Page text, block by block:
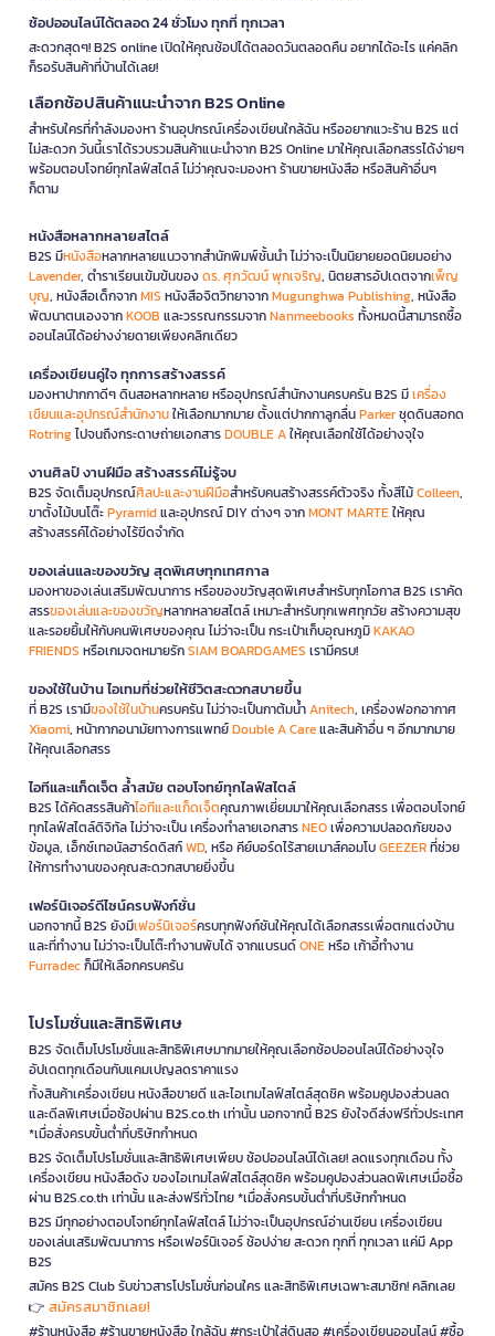
ช้อปออนไลน์ได้ตลอด 24 ชั่วโมง ทุกที่ ทุกเวลา
สะดวกสุดๆ! B2S online เปิดให้คุณช้อปได้ตลอดวันตลอดคืน อยากได้อะไร แค่คลิก
ก็รอรับสินค้าที่บ้านได้เลย!
เลือกช้อปสินค้าแนะนำจาก B2S Online
สำหรับใครที่กำลังมองหา ร้านอุปกรณ์เครื่องเขียนใกล้ฉัน หรืออยากแวะร้าน B2S แต่
ไม่สะดวก วันนี้เราได้รวบรวมสินค้าแนะนำจาก B2S Online มาให้คุณเลือกสรรได้ง่ายๆ
พร้อมตอบโจทย์ทุกไลฟ์สไตล์ ไม่ว่าคุณจะมองหา ร้านขายหนังสือ หรือสินค้าอื่นๆ
ก็ตาม
หนังสือหลากหลายสไตล์
B2S มีหนังสือหลากหลายแนวจากสำนักพิมพ์ชั้นนำ ไม่ว่าจะเป็นนิยายยอดนิยมอย่าง
Lavender, ตำราเรียนเข้มข้นของดร. ศุภวัฒน์ พุกเจริญ, นิตยสารอัปเดตจากเพ็ญ
บุญ, หนังสือเด็กจากMIS หนังสือจิตวิทยาจากMugunghwa Publishing, หนังสือ
พัฒนาตนเองจากKOOB และวรรณกรรมจากNanmeebooks ทั้งหมดนี้สามารถซื้อ
ออนไลน์ได้อย่างง่ายดายเพียงคลิกเดียว
เครื่องเขียนคู่ใจ ทุกการสร้างสรรค์
มองหาปากกาดีๆ ดินสอหลากหลาย หรืออุปกรณ์สำนักงานครบครัน B2S มีเครื่อง
เขียนและอุปกรณ์สำนักงานให้เลือกมากมาย ตั้งแต่ปากกาลูกลื่นParkerชุดดินสอกด
Rotringไปจนถึงกระดาษถ่ายเอกสารDOUBLE Aให้คุณเลือกใช้ได้อย่างจุใจ
งานศิลป์ งานฝีมือ สร้างสรรค์ไม่รู้จบ
B2S จัดเต็มอุปกรณ์ศิลปะและงานฝีมือสำหรับคนสร้างสรรค์ตัวจริง ทั้งสีไม้Colleen,
ขาตั้งไม้บนโต๊ะPyramidและอุปกรณ์ DIY ต่างๆ จากMONT MARTEให้คุณ
สร้างสรรค์ได้อย่างไร้ขีดจำกัด
ของเล่นและของขวัญ สุดพิเศษทุกเทศกาล
มองหาของเล่นเสริมพัฒนาการ หรือของขวัญสุดพิเศษสำหรับทุกโอกาส B2S เราคัด
สรรของเล่นและของขวัญหลากหลายสไตล์ เหมาะสำหรับทุกเพศทุกวัย สร้างความสุข
และรอยยิ้มให้กับคนพิเศษของคุณ ไม่ว่าจะเป็น กระเป๋าเก็บอุณหภูมิKAKAO
FRIENDS หรือเกมจดหมายรักSIAM BOARDGAMES เรามีครบ!
ของใช้ในบ้าน ไอเทมที่ช่วยให้ชีวิตสะดวกสบายขึ้น
ที่ B2S เรามีของใช้ในบ้านครบครัน ไม่ว่าจะเป็นกาต้มน้ำAnitech, เครื่องฟอกอากาศ
Xiaomi, หน้ากากอนามัยทางการแพทย์Double A Careและสินค้าอื่น ๆ อีกมากมาย
ให้คุณเลือกสรร
ไอทีและแก็ดเจ็ต ล้ำสมัย ตอบโจทย์ทุกไลฟ์สไตล์
B2S ได้คัดสรรสินค้าไอทีและแก็ดเจ็ตคุณภาพเยี่ยมมาให้คุณเลือกสรร เพื่อตอบโจทย์
ทุกไลฟ์สไตล์ดิจิทัล ไม่ว่าจะเป็น เครื่องทำลายเอกสารNEOเพื่อความปลอดภัยของ
ข้อมูล, เอ็กซ์เทอนัลฮาร์ดดิสก์WD, หรือ คีย์บอร์ดไร้สายเมาส์คอมโบGEEZERที่ช่วย
ให้การทำงานของคุณสะดวกสบายยิ่งขึ้น
เฟอร์นิเจอร์ดีไซน์ครบฟังก์ชั่น
นอกจากนี้ B2S ยังมีเฟอร์นิเจอร์ครบทุกฟังก์ชันให้คุณได้เลือกสรรเพื่อตกแต่งบ้าน
และที่ทำงาน ไม่ว่าจะเป็นโต๊ะทำงานพับได้ จากแบรนด์ONEหรือ เก้าอี้ทำงาน
Furradecก็มีให้เลือกครบครัน
โปรโมชั่นและสิทธิพิเศษ
B2S จัดเต็มโปรโมชั่นและสิทธิพิเศษมากมายให้คุณเลือกช้อปออนไลน์ได้อย่างจุใจ
อัปเดตทุกเดือนกับแคมเปญลดราคาแรง
ทั้งสินค้าเครื่องเขียน หนังสือขายดี และไอเทมไลฟ์สไตล์สุดชิค พร้อมคูปองส่วนลด
และดีลพิเศษเมื่อช้อปผ่าน B2S.co.th เท่านั้น นอกจากนี้ B2S ยังใจดีส่งฟรีทั่วประเทศ
*เมื่อสั่งครบขั้นต่ำที่บริษัทกำหนด
B2S จัดเต็มโปรโมชั่นและสิทธิพิเศษเพียบ ช้อปออนไลน์ได้เลย! ลดแรงทุกเดือน ทั้ง
เครื่องเขียน หนังสือดัง ของไอเทมไลฟ์สไตล์สุดชิค พร้อมคูปองส่วนลดพิเศษเมื่อซื้อ
ผ่าน B2S.co.th เท่านั้น และส่งฟรีทั่วไทย *เมื่อสั่งครบขั้นต่ำที่บริษัทกำหนด
B2S มีทุกอย่างตอบโจทย์ทุกไลฟ์สไตล์ ไม่ว่าจะเป็นอุปกรณ์อ่านเขียน เครื่องเขียน
ของเล่นเสริมพัฒนาการ หรือเฟอร์นิเจอร์ ช้อปง่าย สะดวก ทุกที่ ทุกเวลา แค่มี App
B2S
สมัคร B2S Club รับข่าวสารโปรโมชั่นก่อนใคร และสิทธิพิเศษเฉพาะสมาชิก! คลิกเลย
👉 สมัครสมาชิกเลย!
#ร้านหนังสือ #ร้านขายหนังสือ ใกล้ฉัน #กระเป๋าใส่ดินสอ #เครื่องเขียนออนไลน์ #ซื้อ